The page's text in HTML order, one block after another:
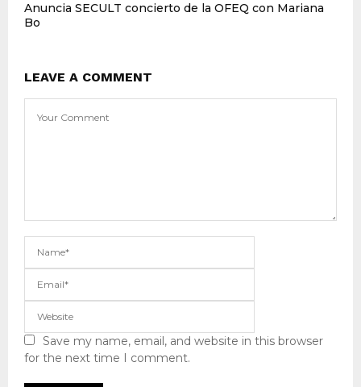
Anuncia SECULT concierto de la OFEQ con Mariana
Bo
LEAVE A COMMENT
Save my name, email, and website in this browser
for the next time I comment.